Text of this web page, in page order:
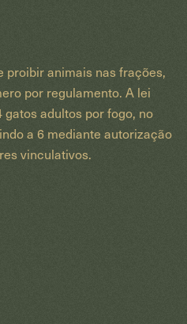
proibir animais nas frações,
por regulamento. A lei
adultos por fogo, no
a 6 mediante autorização
vinculativos.